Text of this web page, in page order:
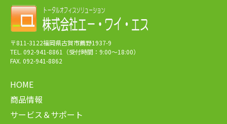
〒811-3122福岡県古賀市薦野1937-9
TEL. 092-941-8861（受付時間：9:00～18:00）
FAX. 092-941-8862
HOME
商品情報
サービス＆サポート